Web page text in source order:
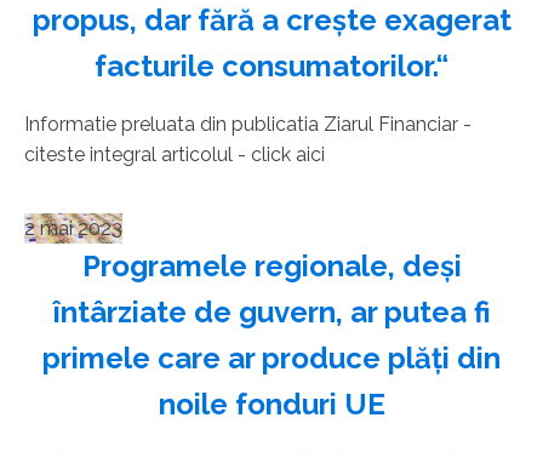
propus, dar fără a creşte exagerat
facturile consumatorilor.“
Informatie preluata din publicatia Ziarul Financiar -
citeste integral articolul - click aici
2 mai 2023
Programele regionale, deşi
întârziate de guvern, ar putea fi
primele care ar produce plăţi din
noile fonduri UE